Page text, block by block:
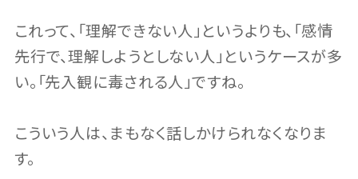
これって、「理解できない人」というよりも、「感情
先行で、理解しようとしない人」というケースが多
い。「先入観に毒される人」ですね。
こういう人は、まもなく話しかけられなくなりま
す。